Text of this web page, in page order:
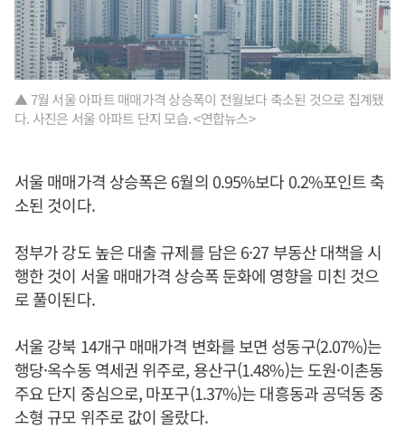
▲ 7월 서울 아파트 매매가격 상승폭이 전월보다 축소된 것으로 집계됐
다. 사진은 서울 아파트 단지 모습. <연합뉴스>
서울 매매가격 상승폭은 6월의 0.95%보다 0.2%포인트 축
소된 것이다.
정부가 강도 높은 대출 규제를 담은 6·27 부동산 대책을 시
행한 것이 서울 매매가격 상승폭 둔화에 영향을 미친 것으
로 풀이된다.
서울 강북 14개구 매매가격 변화를 보면 성동구(2.07%)는
행당·옥수동 역세권 위주로, 용산구(1.48%)는 도원·이촌동
주요 단지 중심으로, 마포구(1.37%)는 대흥동과 공덕동 중
소형 규모 위주로 값이 올랐다.